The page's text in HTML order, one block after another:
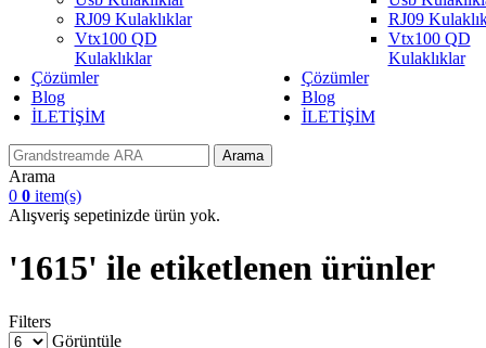
RJ09 Kulaklıklar
Vtx100 QD
Kulaklıklar
Çözümler
Blog
İLETİŞİM
RJ09
Vtx100 QD
Kulaklıklar
Çözümler
Blog
İLETİŞİM
Arama
Arama
0 0 item(s)
Alışveriş sepetinizde ürün yok.
'1615' ile etiketlenen ürünler
Filters
Görüntüle